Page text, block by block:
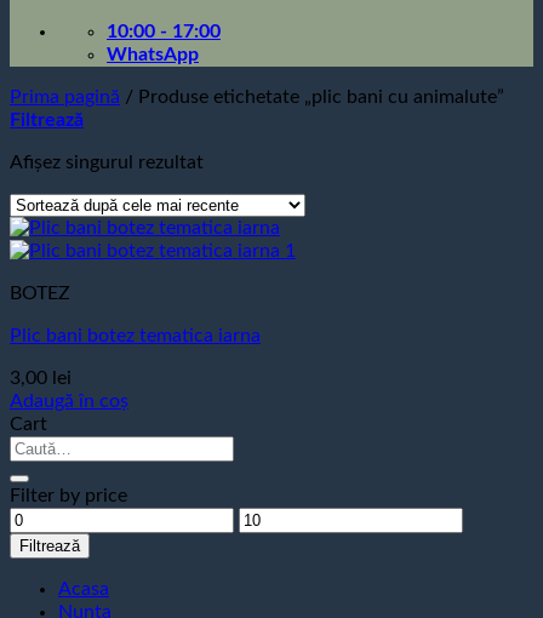
10:00 - 17:00
WhatsApp
Prima pagină / Produse etichetate „plic bani cu animalute”
Filtrează
Afișez singurul rezultat
BOTEZ
Plic bani botez tematica iarna
3,00 lei
Adaugă în coș
Cart
Caută
Filter by price
Preț
minim
Preț
Filtrează
Acasa
Nunta